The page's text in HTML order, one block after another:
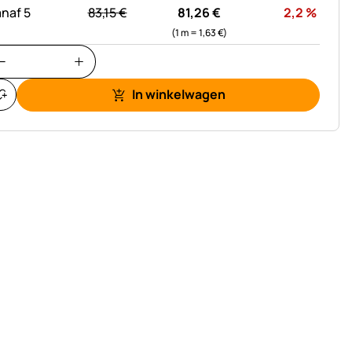
5 statt:
83,15€ 81,26€
(1 m =1,63€)
2,2 %
In winkelwagen